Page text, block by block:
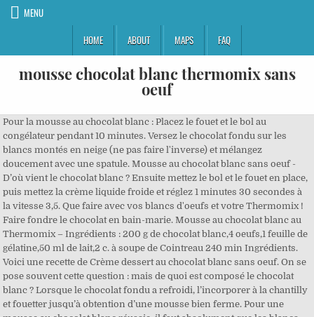
MENU
HOME
ABOUT MAPS FAQ
mousse chocolat blanc thermomix sans
oeuf
Pour la mousse au chocolat blanc : Placez le fouet et le bol au
congélateur pendant 10 minutes. Versez le chocolat fondu sur les
blancs montés en neige (ne pas faire l'inverse) et mélangez
doucement avec une spatule. Mousse au chocolat blanc sans oeuf -
D’où vient le chocolat blanc ? Ensuite mettez le bol et le fouet en place,
puis mettez la crème liquide froide et réglez 1 minutes 30 secondes à
la vitesse 3,5. Que faire avec vos blancs d'oeufs et votre Thermomix !
Faire fondre le chocolat en bain-marie. Mousse au chocolat blanc au
Thermomix – Ingrédients : 200 g de chocolat blanc,4 oeufs,1 feuille de
gélatine,50 ml de lait,2 c. à soupe de Cointreau 240 min Ingrédients.
Voici une recette de Crème dessert au chocolat blanc sans oeuf. On se
pose souvent cette question : mais de quoi est composé le chocolat
blanc ? Lorsque le chocolat fondu a refroidi, l’incorporer à la chantilly
et fouetter jusqu’à obtention d’une mousse bien ferme. Pour une